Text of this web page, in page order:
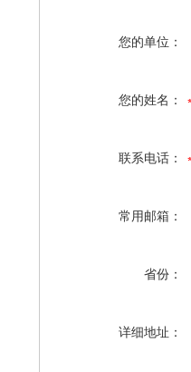
您的单位：
您的姓名：
联系电话：
常用邮箱：
省份：
详细地址：